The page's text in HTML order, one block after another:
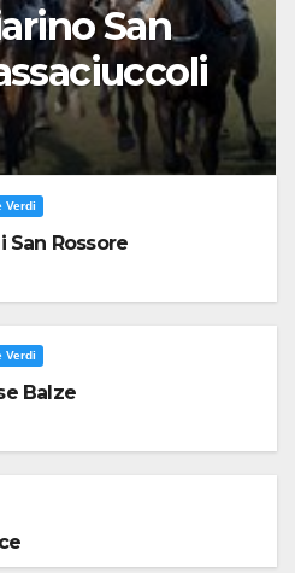
San
Verdi
San Rossore
Verdi
Balze